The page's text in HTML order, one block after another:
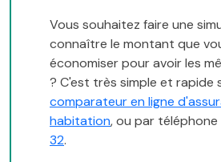
Vous souhaitez faire une
connaître le montant que
économiser pour avoir les
? C'est très simple et rapide
comparateur en ligne
habitation, ou par téléphone
32.